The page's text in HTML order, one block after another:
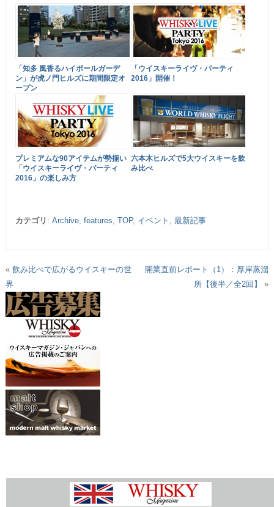
「知多 風香るハイボールガーデ
ン」が虎ノ門ヒルズに期間限定オ
ープン
「ウイスキーライヴ・パーティ
2016」開催！
プレミアムな90アイテムが勢揃い
「ウイスキーライヴ・パーティ
2016」の楽しみ方
六本木ヒルズで5大ウイスキーを飲
み比べ
カテゴリ : Archive, features TOP, イベント 最新記事
« 飲み比べで広がるウイスキーの世
界
開業直前レポート（1）：厚岸蒸溜
所【後半／全2回】
»